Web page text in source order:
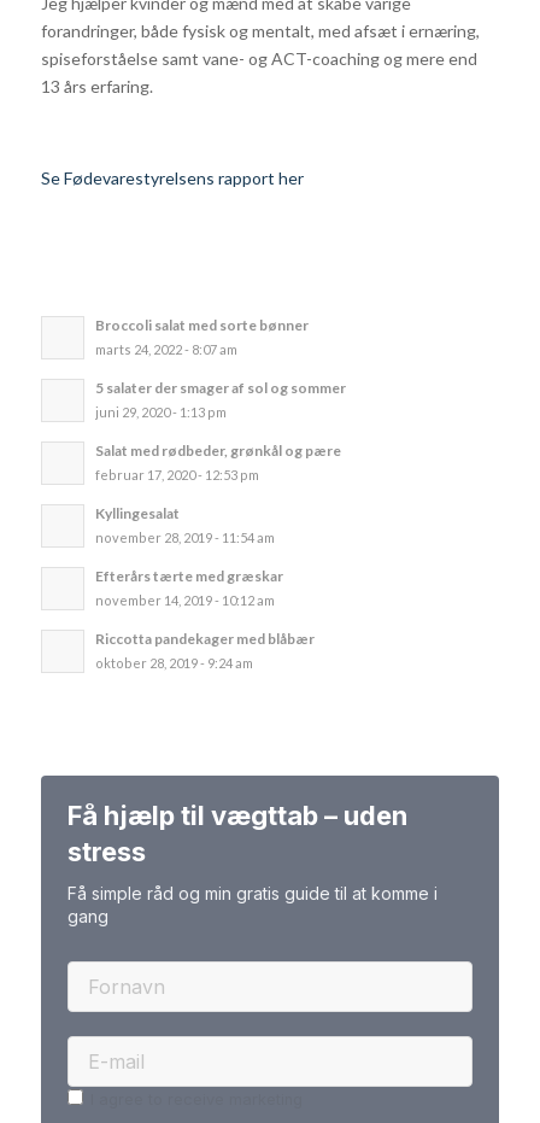
forandringer, både fysisk og mentalt, med afsæt i ernæring,
spiseforståelse samt vane- og ACT-coaching og mere end
13 års erfaring.
Se Fødevarestyrelsens rapport her
Broccoli salat med sorte bønner
marts 24, 2022 - 8:07 am
5 salater der smager af sol og sommer
juni 29, 2020 - 1:13 pm
Salat med rødbeder, grønkål og pære
februar 17, 2020 - 12:53 pm
Kyllingesalat
november 28, 2019 - 11:54 am
Efterårs tærte med græskar
november 14, 2019 - 10:12 am
Riccotta pandekager med blåbær
oktober 28, 2019 - 9:24 am
Få hjælp til vægttab – uden
stress
Få simple råd og min gratis guide til at komme i
gang